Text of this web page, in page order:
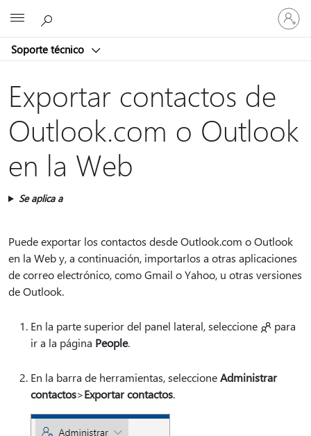
Soporte técnico
Iniciar
sesión
en
cuenta
Exportar contactos de
Outlook.com o Outlook
en la Web
Se aplica a
Puede exportar los contactos desde Outlook.com o Outlook
en la Web y, a continuación, importarlos a otras aplicaciones
de correo electrónico, como Gmail o Yahoo, u otras versiones
de Outlook.
En la parte superior del panel lateral, seleccione
para
ir a la página People.
En la barra de herramientas, seleccioneAdministrar
contactos>Exportar contactos.